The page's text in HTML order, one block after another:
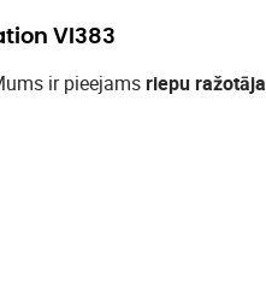
VI383
ir pieejamsriepu ražotāja